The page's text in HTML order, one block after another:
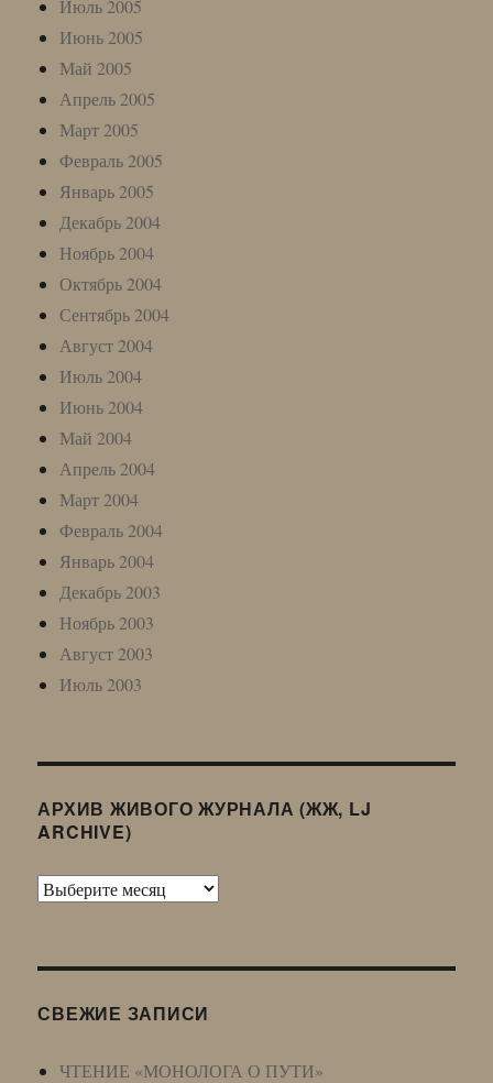
Июль 2005
Июнь 2005
Май 2005
Апрель 2005
Март 2005
Февраль 2005
Январь 2005
Декабрь 2004
Ноябрь 2004
Октябрь 2004
Сентябрь 2004
Август 2004
Июль 2004
Июнь 2004
Май 2004
Апрель 2004
Март 2004
Февраль 2004
Январь 2004
Декабрь 2003
Ноябрь 2003
Август 2003
Июль 2003
АРХИВ ЖИВОГО ЖУРНАЛА (ЖЖ, LJ
ARCHIVE)
Архив
LJ
СВЕЖИЕ ЗАПИСИ
ЧТЕНИЕ «МОНОЛОГА О ПУТИ»